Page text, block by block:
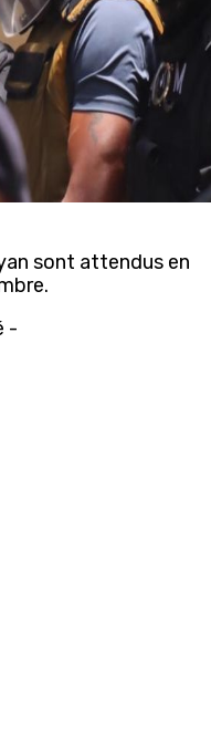
sont attendus en
-